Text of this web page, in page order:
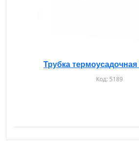
Трубка термоусадочная
Код: 5189